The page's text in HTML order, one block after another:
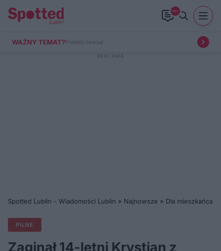
99+
WAŻNY TEMAT?Prześlij newsa!
Spotted Lublin - Wiadomości Lublin » Najnowsze » Dla mieszkańca
PILNE
Zaginął 14-letni Krystian z